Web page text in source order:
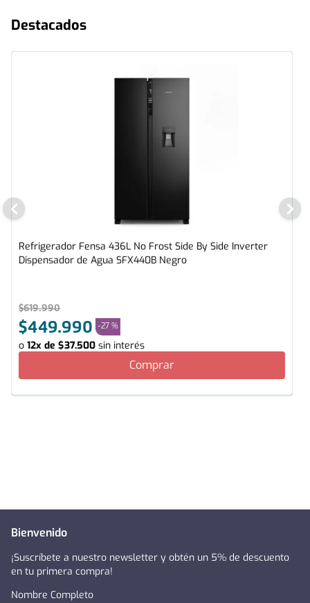
Destacados
Refrigerador Fensa 436L No Frost Side By Side Inverter
Dispensador de Agua SFX440B Negro
$619.990
$449.990 -27 %
o 12x de $37.500 sin interés
Comprar
Bienvenido
¡Suscríbete a nuestro newsletter y obtén un 5% de descuento
en tu primera compra!
Nombre Completo